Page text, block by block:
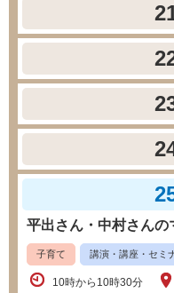
平出さん・中村さんの
子育て 講演・講座・セミ
10時から10時30分